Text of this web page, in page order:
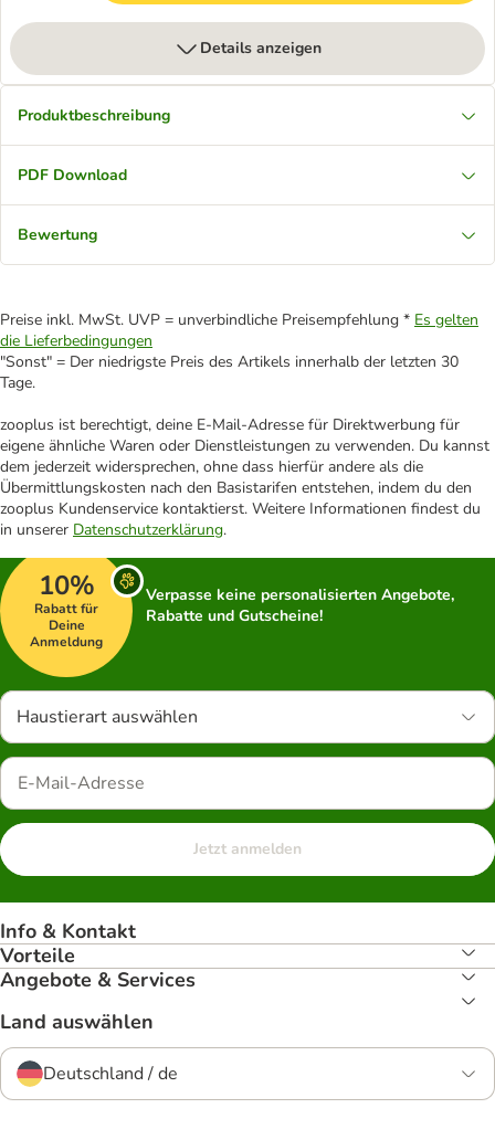
Details anzeigen
Produktbeschreibung
PDF Download
Bewertung
Preise inkl. MwSt. UVP = unverbindliche Preisempfehlung * Es gelten
die Lieferbedingungen
"Sonst" = Der niedrigste Preis des Artikels innerhalb der letzten 30
Tage.
zooplus ist berechtigt, deine E-Mail-Adresse für Direktwerbung für
eigene ähnliche Waren oder Dienstleistungen zu verwenden. Du kannst
dem jederzeit widersprechen, ohne dass hierfür andere als die
Übermittlungskosten nach den Basistarifen entstehen, indem du den
zooplus Kundenservice kontaktierst. Weitere Informationen findest du
in unserer Datenschutzerklärung.
10%
Rabatt für
Deine
Anmeldung
Verpasse keine personalisierten Angebote,
Rabatte und Gutscheine!
Haustierart auswählen
Jetzt anmelden
Info & Kontakt
Vorteile
Angebote & Services
Land auswählen
Deutschland / de